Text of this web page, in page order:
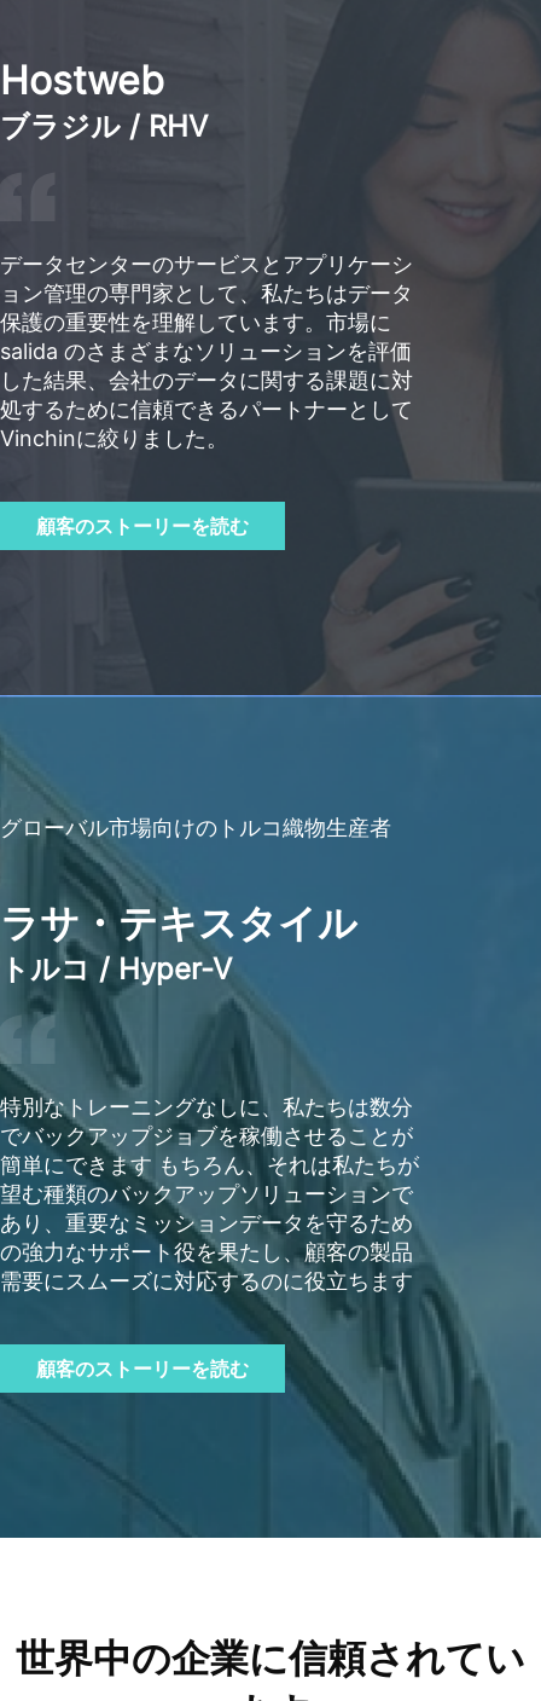
Hostweb
ブラジル / RHV
データセンターのサービスとアプリケーシ
ョン管理の専門家として、私たちはデータ
保護の重要性を理解しています。市場に
salida のさまざまなソリューションを評価
した結果、会社のデータに関する課題に対
処するために信頼できるパートナーとして
Vinchinに絞りました。
顧客のストーリーを読む
グローバル市場向けのトルコ織物生産者
ラサ・テキスタイル
トルコ / Hyper-V
特別なトレーニングなしに、私たちは数分
でバックアップジョブを稼働させることが
簡単にできます もちろん、それは私たちが
望む種類のバックアップソリューションで
あり、重要なミッションデータを守るため
の強力なサポート役を果たし、顧客の製品
需要にスムーズに対応するのに役立ちます
顧客のストーリーを読む
世界中の企業に信頼されてい